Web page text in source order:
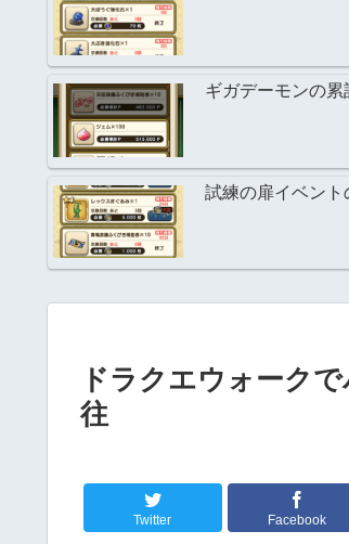
ギガデーモンの
試練の扉イベン
ドラクエウォーク
往
Twitter Facebook